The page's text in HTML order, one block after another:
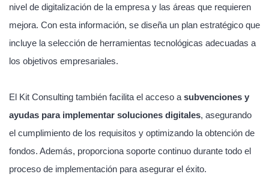
nivel de digitalización de la empresa y las áreas que requieren
mejora. Con esta información, se diseña un plan estratégico que
incluye la selección de herramientas tecnológicas adecuadas a
los objetivos empresariales.
El Kit Consulting también facilita el acceso a subvenciones y
ayudas para implementar soluciones digitales, asegurando
el cumplimiento de los requisitos y optimizando la obtención de
fondos. Además, proporciona soporte continuo durante todo el
proceso de implementación para asegurar el éxito.